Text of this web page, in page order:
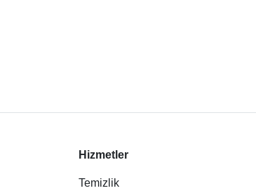
Hizmetler
Temizlik